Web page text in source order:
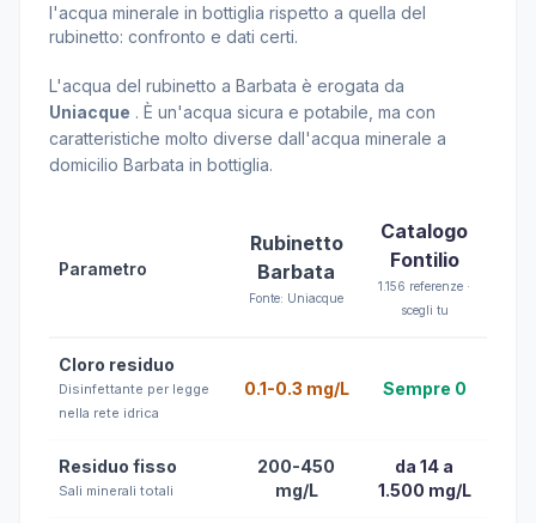
l'acqua minerale in bottiglia rispetto a quella del
rubinetto: confronto e dati certi.
L'acqua del rubinetto a Barbata è erogata da
Uniacque . È un'acqua sicura e potabile, ma con
caratteristiche molto diverse dall'acqua minerale a
domicilio Barbata in bottiglia.
Parametro
Rubinetto
Barbata
Fonte: Uniacque
Catalogo
Fontilio
1.156 referenze ·
scegli tu
Cloro residuo
Disinfettante per legge
nella rete idrica
0.1-0.3 mg/L Sempre 0
Residuo fisso
Sali minerali totali
200-450
mg/L
da 14 a
1.500 mg/L